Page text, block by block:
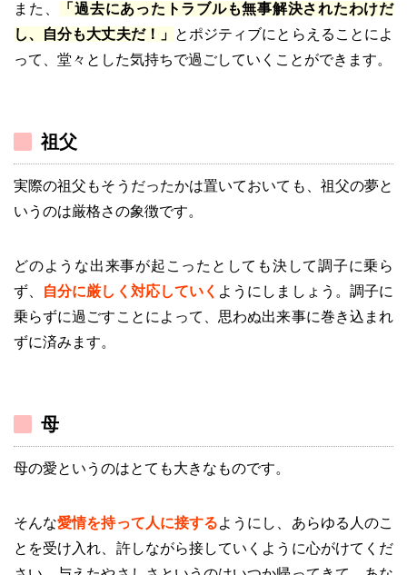
また、
「過去にあったトラブルも無事解決されたわけだ
し、自分も大丈夫だ！」 とポジティブにとらえることによ
って、堂々とした気持ちで過ごしていくことができます。
祖父
実際の祖父もそうだったかは置いておいても、祖父の夢と
いうのは厳格さの象徴です。
どのような出来事が起こったとしても決して調子に乗ら
ず、
自分に厳しく対応していく ようにしましょう。調子に
乗らずに過ごすことによって、思わぬ出来事に巻き込まれ
ずに済みます。
母
母の愛というのはとても大きなものです。
そんな愛情を持って人に接するようにし、あらゆる人のこ
とを受け入れ、許しながら接していくように心がけてくだ